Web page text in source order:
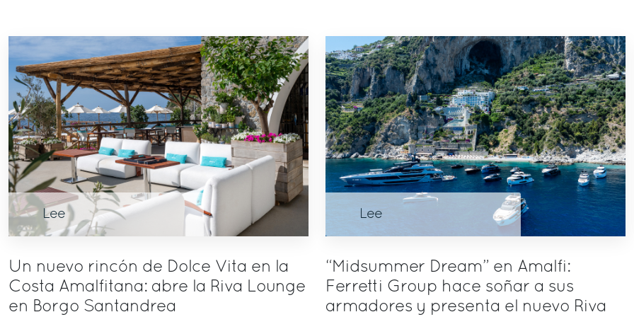
Lee
Un nuevo rincón de Dolce Vita en la
Costa Amalfitana: abre la Riva Lounge
en Borgo Santandrea
Lee
“Midsummer Dream” en Amalfi:
Ferretti Group hace soñar a sus
armadores y presenta el nuevo Riva